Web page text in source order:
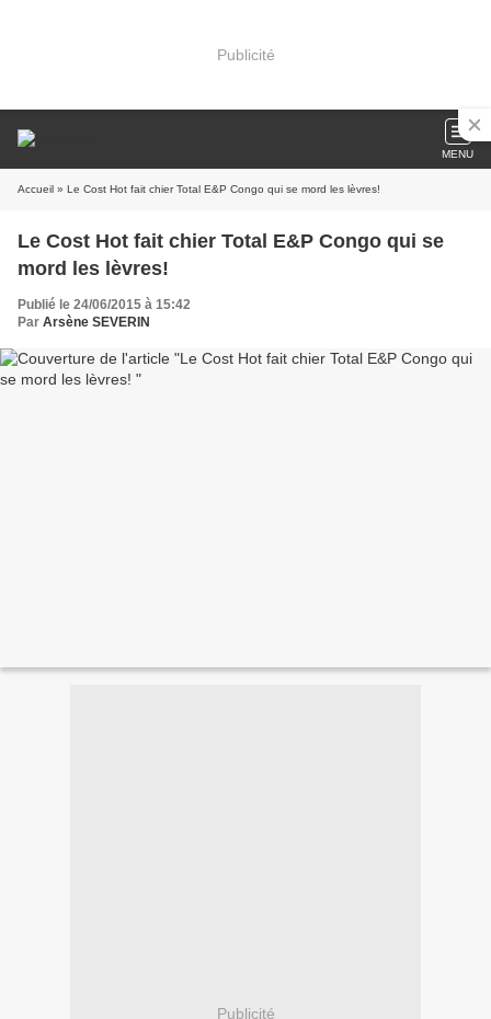
Publicité
MENU
Accueil » Le Cost Hot fait chier Total E&P Congo qui se mord les lèvres!
Le Cost Hot fait chier Total E&P Congo qui se
mord les lèvres!
Publié le 24/06/2015 à 15:42
Par Arsène SEVERIN
Publicité